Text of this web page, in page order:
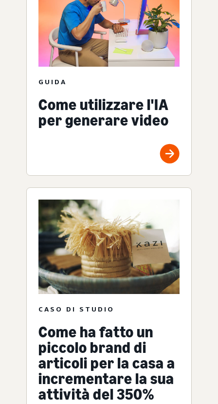
GUIDA
Come utilizzare l'IA
per generare video
CASO DI STUDIO
Come ha fatto un
piccolo brand di
articoli per la casa a
incrementare la sua
attività del 350%